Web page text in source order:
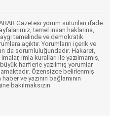
Gazetesi yorum sütunları ifade
temel insan haklarına,
temelinde ve demokratik
açıktır. Yorumların içerik ve
da sorumluluğundadır. Hakaret,
imla kuralları ile yazılmamış,
harflerle yazılmış yorumlar
Özensizce belirlenmiş
ve yazının bağlamının
bakılmaksızın